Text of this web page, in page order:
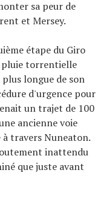
sa peur de
et Mersey.
étape du Giro
pluie torrentielle
longue de son
d'urgence pour
un trajet de 100
ancienne voie
travers Nuneaton.
inattendu
que juste avant